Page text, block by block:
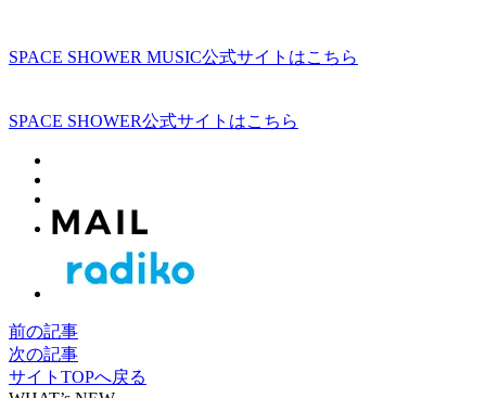
SPACE SHOWER MUSIC公式サイトはこちら
SPACE SHOWER公式サイトはこちら
前の記事
次の記事
サイトTOPへ戻る